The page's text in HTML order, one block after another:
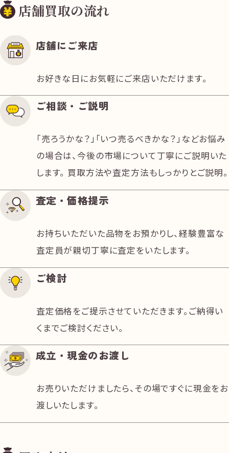
店舗買取の流れ
店舗にご来店
お好きな日にお気軽にご来店いただけます。
ご相談・ご説明
「売ろうかな？」「いつ売るべきかな？」などお悩み
の場合は、今後の市場について丁寧にご説明いた
します。 買取方法や査定方法もしっかりとご説明。
査定・価格提示
お持ちいただいた品物をお預かりし、経験豊富な
査定員が親切丁寧に査定をいたします。
ご検討
査定価格をご提示させていただきます。ご納得い
くまでご検討ください。
成立・現金のお渡し
お売りいただけましたら、その場ですぐに現金をお
渡しいたします。